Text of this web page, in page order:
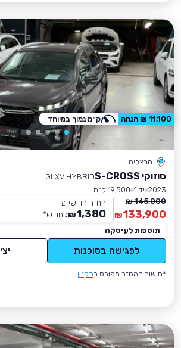
הרצליה
סוזוקי S-CROSS
GLXV HYBRID
2023 יד 1
19,500 ק״מ
145,000 ₪
133,900
₪
החזר חודשי מ-
1,380
₪לחודש*
תוספות לעיסקה
לפגישה בסוכנות
*חישוב ההחזר מפורט בתקנון
11,100 ₪ הנחה ק״מ נמוך במיוחד